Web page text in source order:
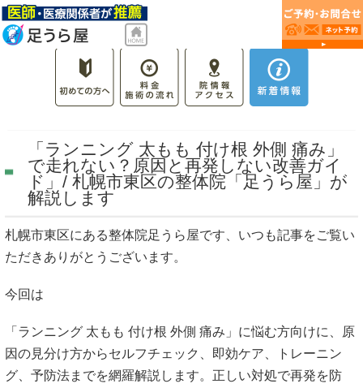
「ランニング 太もも 付け根 外側 痛み」
で走れない？原因と再発しない改善ガイ
ド」/ 札幌市東区の整体院「足うら屋」が
解説します
札幌市東区にある整体院足うら屋です、いつも記事をご覧い
ただきありがとうございます。
今回は
「ランニング 太もも 付け根 外側 痛み」に悩む方向けに、原
因の見分け方からセルフチェック、即効ケア、トレーニン
グ、予防法までを網羅解説します。正しい対処で再発を防